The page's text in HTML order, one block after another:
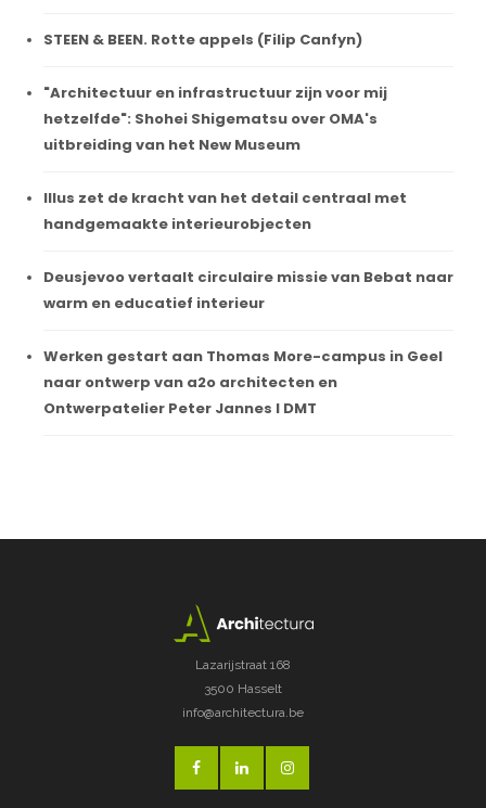
STEEN & BEEN. Rotte appels (Filip Canfyn)
"Architectuur en infrastructuur zijn voor mij
hetzelfde": Shohei Shigematsu over OMA's
uitbreiding van het New Museum
Illus zet de kracht van het detail centraal met
handgemaakte interieurobjecten
Deusjevoo vertaalt circulaire missie van Bebat naar
warm en educatief interieur
Werken gestart aan Thomas More-campus in Geel
naar ontwerp van a2o architecten en
Ontwerpatelier Peter Jannes I DMT
Lazarijstraat 168
3500 Hasselt
info@architectura.be